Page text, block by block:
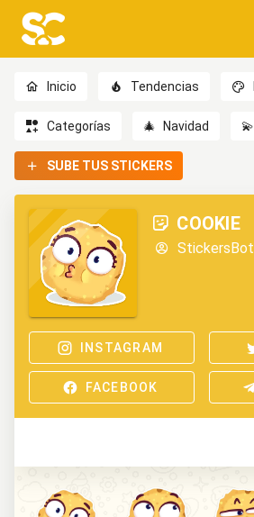
Inicio Tendencias
Categorías 🎄 Navidad 💫
SUBE TUS STICKERS
COOKIE
StickersBot
INSTAGRAM
FACEBOOK